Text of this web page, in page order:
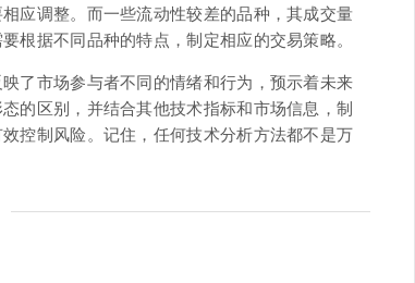
应调整。而一些流动性较差的品种，其成交量
根据不同品种的特点，制定相应的交易策略。
了市场参与者不同的情绪和行为，预示着未来
的区别，并结合其他技术指标和市场信息，制
控制风险。记住，任何技术分析方法都不是万